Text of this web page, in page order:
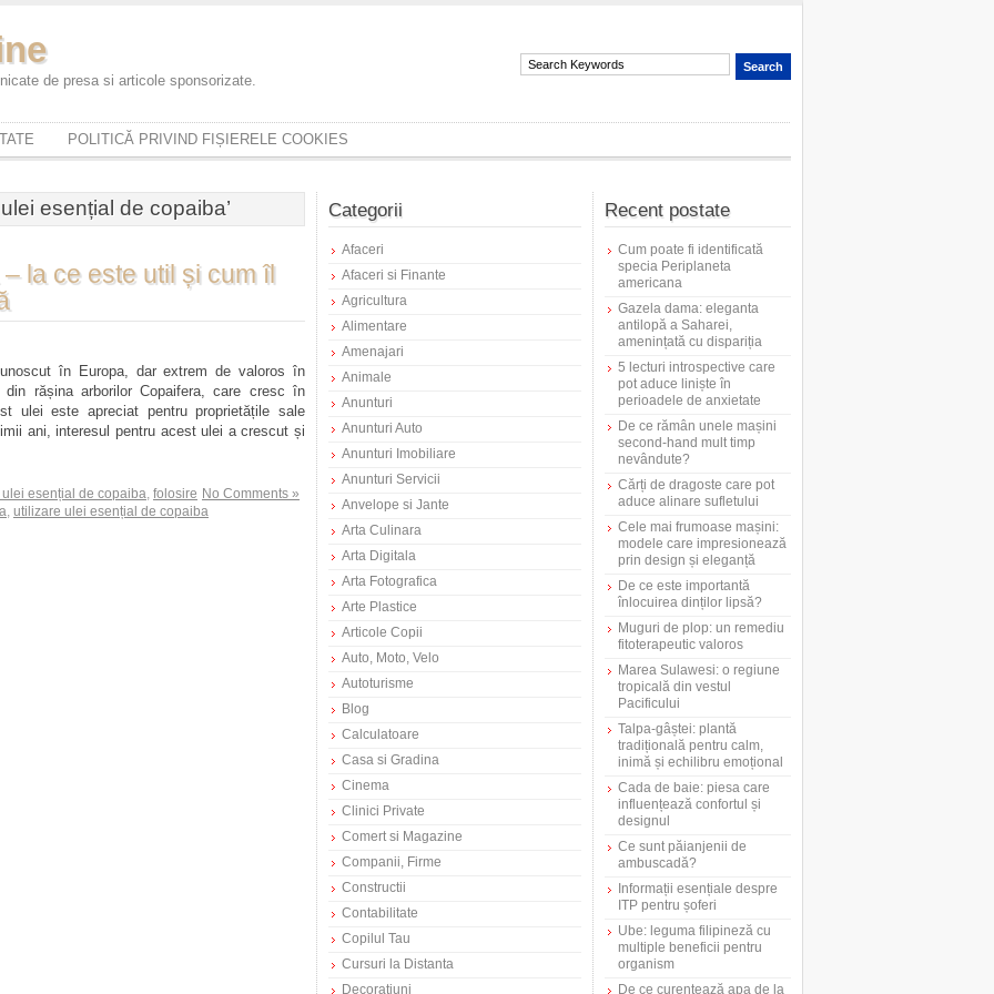
de presa si articole sponsorizate.
POLITICĂ PRIVIND FIȘIERELE COOKIES
esențial de copaiba’
la ce este util și cum îl
în Europa, dar extrem de valoros în
din rășina arborilor Copaifera, care cresc în
ulei este apreciat pentru proprietățile sale
ani, interesul pentru acest ulei a crescut și
No Comments »
ulei esențial de copaiba, folosire
, utilizare ulei esențial de copaiba
Categorii
Afaceri
Afaceri si Finante
Agricultura
Alimentare
Amenajari
Animale
Anunturi
Anunturi Auto
Anunturi Imobiliare
Anunturi Servicii
Anvelope si Jante
Arta Culinara
Arta Digitala
Arta Fotografica
Arte Plastice
Articole Copii
Auto, Moto, Velo
Autoturisme
Blog
Calculatoare
Casa si Gradina
Cinema
Clinici Private
Comert si Magazine
Companii, Firme
Constructii
Contabilitate
Copilul Tau
Cursuri la Distanta
Decoratiuni
Recent postate
Cum poate fi identificată
specia Periplaneta
americana
Gazela dama: eleganta
antilopă a Saharei,
amenințată cu dispariția
5 lecturi introspective care
pot aduce liniște în
perioadele de anxietate
De ce rămân unele mașini
second-hand mult timp
nevândute?
Cărți de dragoste care pot
aduce alinare sufletului
Cele mai frumoase mașini:
modele care impresionează
prin design și eleganță
De ce este importantă
înlocuirea dinților lipsă?
Muguri de plop: un remediu
fitoterapeutic valoros
Marea Sulawesi: o regiune
tropicală din vestul
Pacificului
Talpa-gâștei: plantă
tradițională pentru calm,
inimă și echilibru emoțional
Cada de baie: piesa care
influențează confortul și
designul
Ce sunt păianjenii de
ambuscadă?
Informații esențiale despre
ITP pentru șoferi
Ube: leguma filipineză cu
multiple beneficii pentru
organism
De ce curentează apa de la